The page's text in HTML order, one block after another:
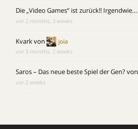
Die „Video Games“ ist zurück!! Irgendwie…
vor 2 months, 3 weeks
Kvarkvon joia
vor 3 months, 2 weeks
Saros – Das neue beste Spiel der Gen?von
vor 2 weeks